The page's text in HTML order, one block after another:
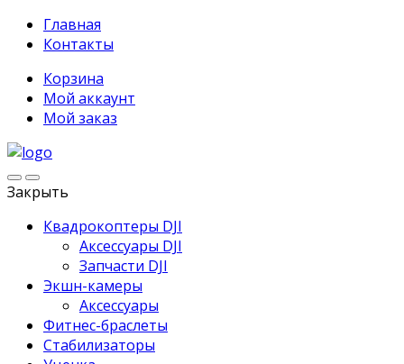
Главная
Контакты
Корзина
Мой аккаунт
Мой заказ
Закрыть
Квадрокоптеры DJI
Аксессуары DJI
Запчасти DJI
Экшн-камеры
Аксессуары
Фитнес-браслеты
Стабилизаторы